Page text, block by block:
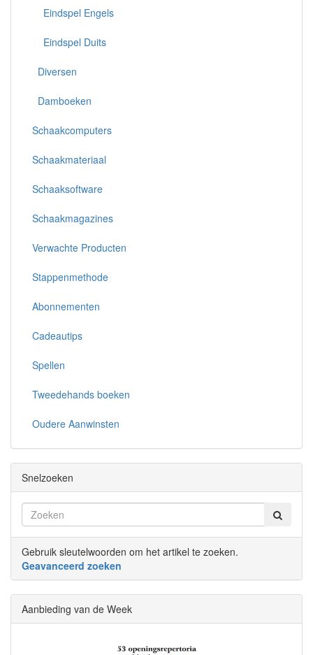
Eindspel Engels
Eindspel Duits
Diversen
Damboeken
Schaakcomputers
Schaakmateriaal
Schaaksoftware
Schaakmagazines
Verwachte Producten
Stappenmethode
Abonnementen
Cadeautips
Spellen
Tweedehands boeken
Oudere Aanwinsten
Snelzoeken
Gebruik sleutelwoorden om het artikel te zoeken.
Geavanceerd zoeken
Aanbieding van de Week